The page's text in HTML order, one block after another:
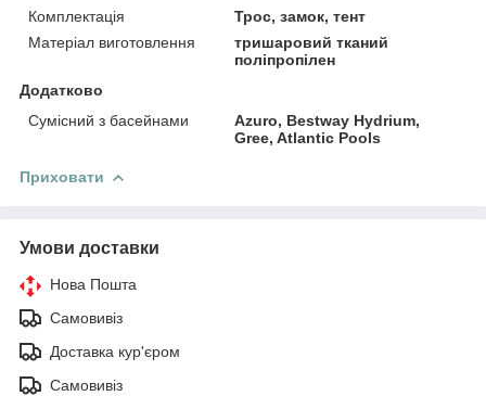
Комплектація
Трос, замок, тент
Матеріал виготовлення
тришаровий тканий
поліпропілен
Додатково
Сумісний з басейнами
Azuro, Bestway Hydrium,
Gree, Atlantic Pools
Приховати
Умови доставки
Нова Пошта
Самовивіз
Доставка кур'єром
Самовивіз